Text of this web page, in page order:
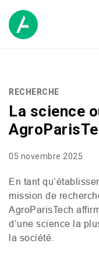
RECHERCHE
La science
05 novembre 2025
En tant
mission de
AgroParisTech
d’une science la
la société.